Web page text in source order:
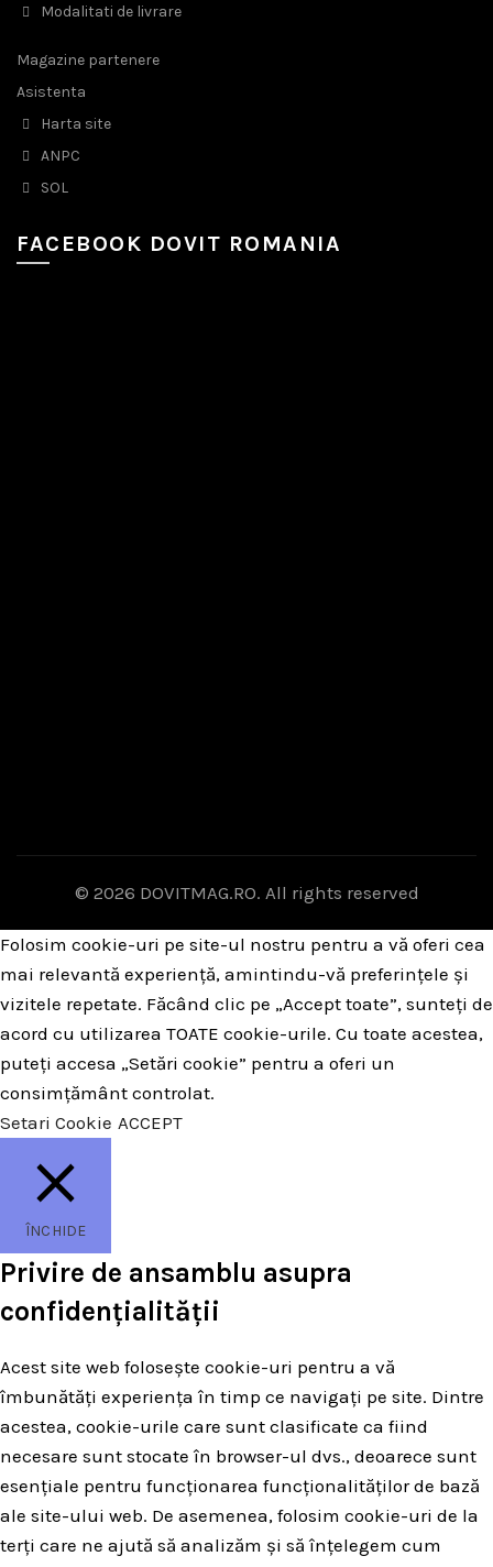
Modalitati de livrare
Magazine partenere
Asistenta
Harta site
ANPC
SOL
FACEBOOK DOVIT ROMANIA
© 2026 DOVITMAG.RO. All rights reserved
Folosim cookie-uri pe site-ul nostru pentru a vă oferi cea
mai relevantă experiență, amintindu-vă preferințele și
vizitele repetate. Făcând clic pe „Accept toate”, sunteți de
acord cu utilizarea TOATE cookie-urile. Cu toate acestea,
puteți accesa „Setări cookie” pentru a oferi un
consimțământ controlat.
Setari Cookie ACCEPT
ÎNCHIDE
Privire de ansamblu asupra
confidențialității
Acest site web folosește cookie-uri pentru a vă
îmbunătăți experiența în timp ce navigați pe site. Dintre
acestea, cookie-urile care sunt clasificate ca fiind
necesare sunt stocate în browser-ul dvs., deoarece sunt
esențiale pentru funcționarea funcționalităților de bază
ale site-ului web. De asemenea, folosim cookie-uri de la
terți care ne ajută să analizăm și să înțelegem cum